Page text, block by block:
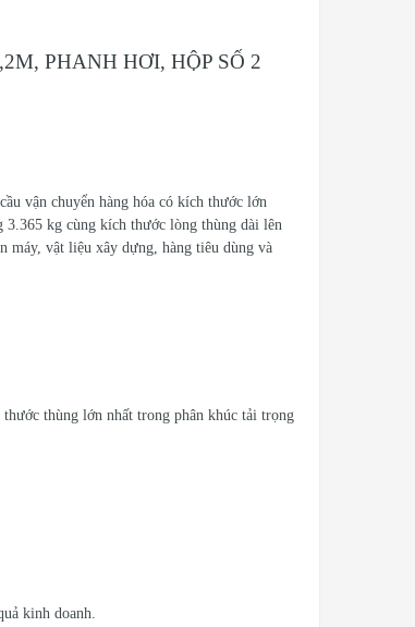
PHANH HƠI, HỘP SỐ 2
vận chuyển hàng hóa có kích thước lớn
kg cùng kích thước lòng thùng dài lên
máy, vật liệu xây dựng, hàng tiêu dùng và
thùng lớn nhất trong phân khúc tải trọng
kinh doanh.